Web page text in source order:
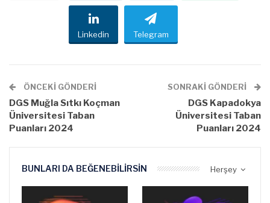
Linkedin Telegram
ÖNCEKI GÖNDERI
DGS Muğla Sıtkı Koçman
Üniversitesi Taban
Puanları 2024
SONRAKI GÖNDERI
DGS Kapadokya
Üniversitesi Taban
Puanları 2024
Herşey
BUNLARI DA BEĞENEBILIRSIN